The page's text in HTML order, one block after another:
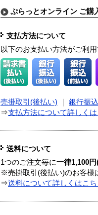
ぷらっとオンライン ご購
支払方法について
以下のお支払い方法がご利用
売掛取引(後払い) 銀行振
⇒支払方法について詳しくは
送料について
1つのご注文毎に一律1,100
※売掛取引(後払い)のお客様
⇒送料について詳しくはこち